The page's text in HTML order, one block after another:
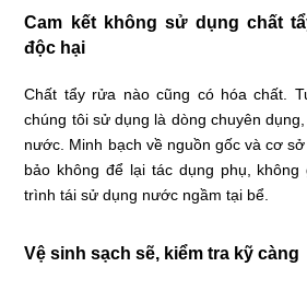
Cam kết không sử dụng chất
độc hại
Chất tẩy rửa nào cũng có hóa chất.
chúng tôi sử dụng là dòng chuyên
nước. Minh bạch về nguồn gốc và cơ
bảo không để lại tác dụng phụ,
trình tái sử dụng nước ngầm tại bể.
Vệ sinh sạch sẽ, kiểm tra kỹ càng